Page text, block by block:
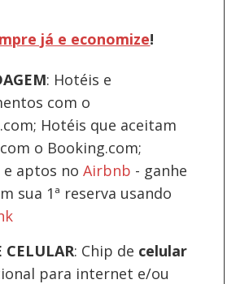
já e economize!
: Hotéis e
com o
Hotéis que aceitam
o Booking.com;
e aptos noAirbnb - ganhe
sua 1ª reserva usando
CELULAR: Chip de celular
para internet e/ou